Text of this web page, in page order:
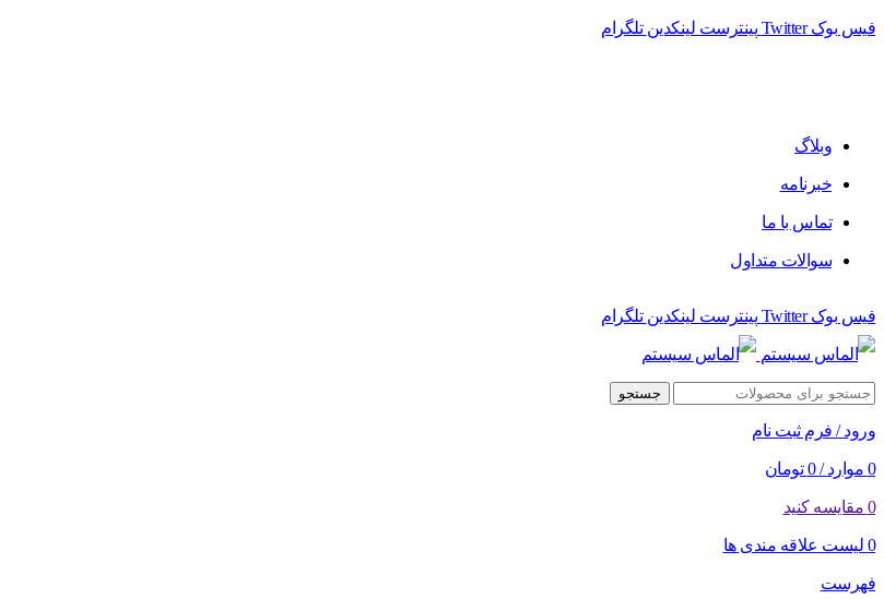
فیس بوک Twitter پینترست لینکدین تلگرام
وبلاگ
خبرنامه
تماس با ما
سوالات متداول
فیس بوک Twitter پینترست لینکدین تلگرام
جستجو
ورود / فرم ثبت نام
0 موارد /
0 تومان
0 مقایسه کنید
0 لیست علاقه مندی ها
فهرست